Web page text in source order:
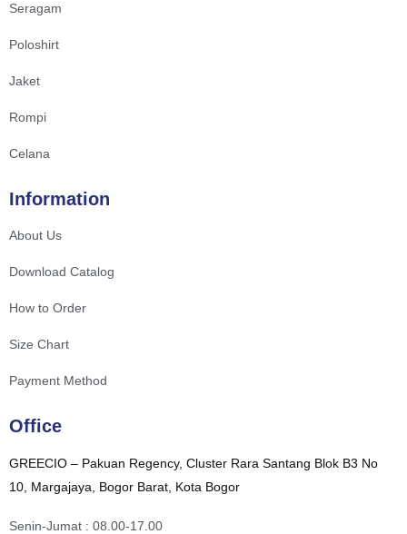
Seragam
Poloshirt
Jaket
Rompi
Celana
Information
About Us
Download Catalog
How to Order
Size Chart
Payment Method
Office
GREECIO – Pakuan Regency, Cluster Rara Santang Blok B3 No
10, Margajaya, Bogor Barat, Kota Bogor
Senin-Jumat : 08.00-17.00